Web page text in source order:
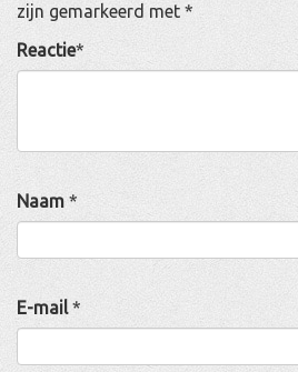
zijn gemarkeerd met *
Reactie*
Naam *
E-mail *